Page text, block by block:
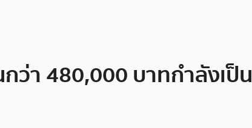
า 480,000 บาทกำลังเป็